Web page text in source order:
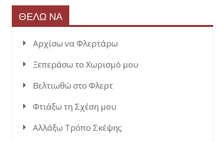
ΘΕΛΩ ΝΑ
Αρχίσω να Φλερτάρω
Ξεπεράσω το Χωρισμό μου
Βελτιωθώ στο Φλερτ
Φτιάξω τη Σχέση μου
Αλλάξω Τρόπο Σκέψης